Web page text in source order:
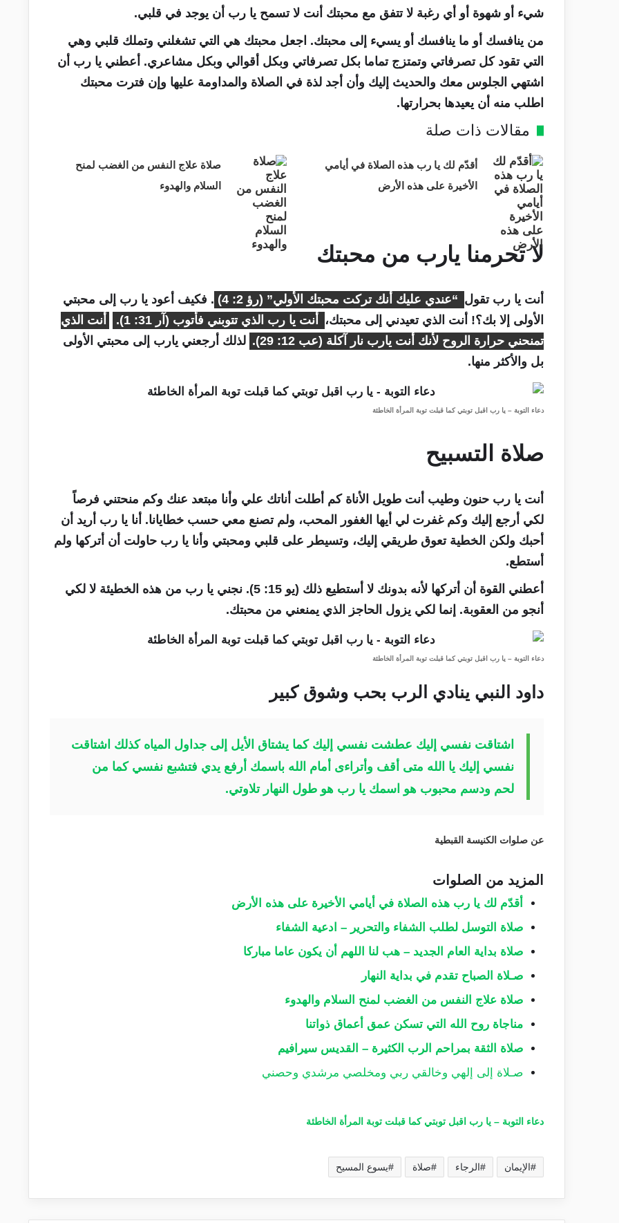
شيء أو شهوة أو أي رغبة لا تتفق مع محبتك أنت لا تسمح يا رب أن يوجد في قلبي.
من ينافسك أو ما ينافسك أو يسيء إلى محبتك. اجعل محبتك هي التي تشغلني وتملك قلبي وهي
التي تقود كل تصرفاتي وتمتزج تماما بكل تصرفاتي وبكل أقوالي وبكل مشاعري. أعطني يا رب أن
اشتهي الجلوس معك والحديث إليك وأن أجد لذة في الصلاة والمداومة عليها وإن فترت محبتك
اطلب منه أن يعيدها بحرارتها.
مقالات ذات صلة
أقدّم لك يا رب هذه الصلاة في أيامي
الأخيرة على هذه الأرض
صلاة علاج النفس من الغضب لمنح
السلام والهدوء
لا تحرمنا يارب من محبتك
أنت يا رب تقول “عندي عليك أنك تركت محبتك الأولي” (رؤ 2: 4)
. فكيف أعود يا رب إلى محبتي
الأولى إلا بك؟! أنت الذي تعيدني إلى محبتك،
أنت يا رب الذي تتوبني فأتوب (آر 31: 1).
أنت الذي
تمنحني حرارة الروح لأنك أنت يارب نار آكلة (عب 12: 29).
لذلك أرجعني يارب إلى محبتي الأولى
بل والأكثر منها.
دعاء التوبة – يا رب اقبل توبتي كما قبلت توبة المرأة الخاطئة
صلاة التسبيح
أنت يا رب حنون وطيب أنت طويل الأناة كم أطلت أناتك علي وأنا مبتعد عنك وكم منحتني فرصاً
لكي أرجع إليك وكم غفرت لي أيها الغفور المحب، ولم تصنع معي حسب خطايانا. أنا يا رب أريد أن
أحبك ولكن الخطية تعوق طريقي إليك، وتسيطر على قلبي ومحبتي وأنا يا رب حاولت أن أتركها ولم
أستطع.
أعطني القوة أن أتركها لأنه بدونك لا أستطيع ذلك (يو 15: 5). نجني يا رب من هذه الخطيئة لا لكي
أنجو من العقوبة. إنما لكي يزول الحاجز الذي يمنعني من محبتك.
دعاء التوبة – يا رب اقبل توبتي كما قبلت توبة المرأة الخاطئة
داود النبي ينادي الرب بحب وشوق كبير
اشتاقت نفسي إليك عطشت نفسي إليك كما يشتاق الأيل إلى جداول المياه كذلك اشتاقت
نفسي إليك يا الله متى أقف وأتراءى أمام الله باسمك أرفع يدي فتشبع نفسي كما من
لحم ودسم محبوب هو اسمك يا رب هو طول النهار تلاوتي.
عن صلوات الكنيسة القبطية
المزيد من الصلوات
أقدّم لك يا رب هذه الصلاة في أيامي الأخيرة على هذه الأرض
صلاة التوسل لطلب الشفاء والتحرير – ادعية الشفاء
صلاة بداية العام الجديد – هب لنا اللهم أن يكون عاما مباركا
صـلاة الصباح تقدم في بداية النهار
صلاة علاج النفس من الغضب لمنح السلام والهدوء
مناجاة روح الله التي تسكن عمق أعماق ذواتنا
صلاة الثقة بمراحم الرب الكثيرة – القديس سيرافيم
صـلاة إلى إلهي وخالقي ربي ومخلصي مرشدي وحصني
دعاء التوبة – يا رب اقبل توبتي كما قبلت توبة المرأة الخاطئة
الإيمان الرجاء صلاة يسوع المسيح